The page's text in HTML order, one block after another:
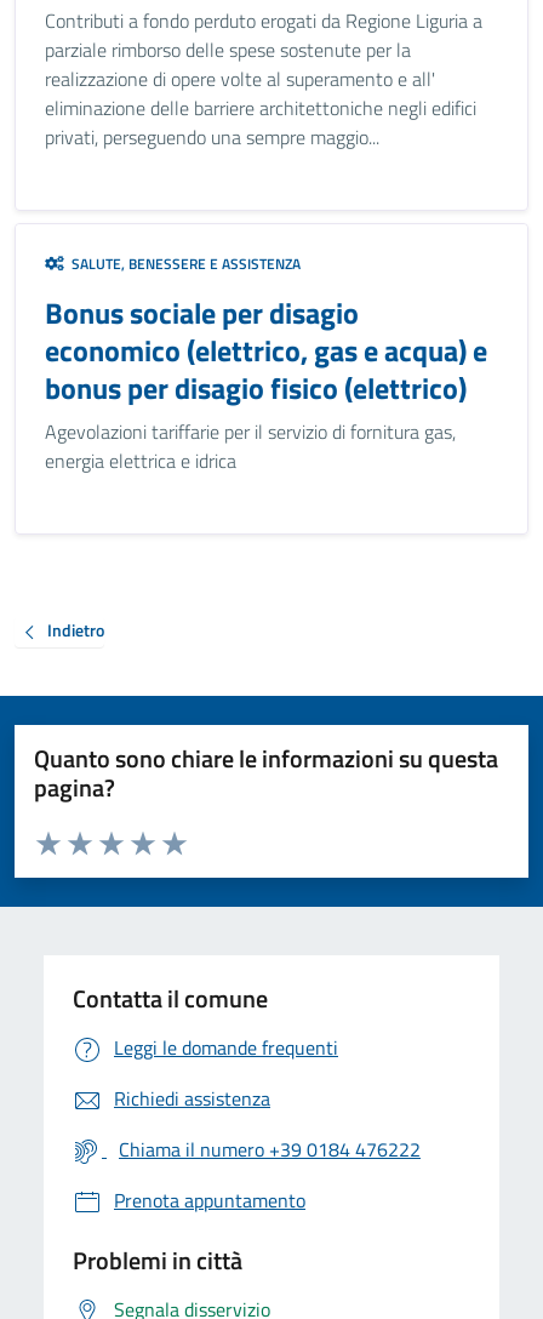
Contributi a fondo perduto erogati da Regione Liguria a
parziale rimborso delle spese sostenute per la
realizzazione di opere volte al superamento e all'
eliminazione delle barriere architettoniche negli edifici
privati, perseguendo una sempre maggio...
SALUTE, BENESSERE E ASSISTENZA
Bonus sociale per disagio
economico (elettrico, gas e acqua) e
bonus per disagio fisico (elettrico)
Agevolazioni tariffarie per il servizio di fornitura gas,
energia elettrica e idrica
Indietro
Quanto sono chiare le informazioni su questa
pagina?
Valuta da 1 a 5 stelle la pagina
Valuta 5 stelle su 5
Valuta 4 stelle su 5
Valuta 3 stelle su 5
Valuta 2 stelle su 5
Valuta 1 stelle su 5
Contatta il comune
Leggi le domande frequenti
Richiedi assistenza
Chiama il numero +39 0184 476222
Prenota appuntamento
Problemi in città
Segnala disservizio